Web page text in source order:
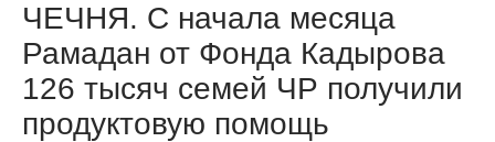
ЧЕЧНЯ. С начала месяца
Рамадан от Фонда Кадырова
126 тысяч семей ЧР получили
продуктовую помощь